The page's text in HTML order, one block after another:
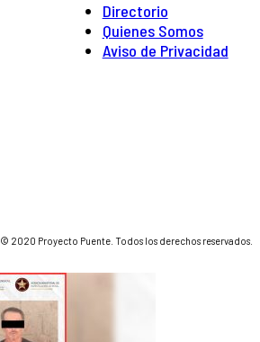
Directorio
Quienes Somos
Aviso de Privacidad
© 2020 Proyecto Puente. Todos los derechos reservados.